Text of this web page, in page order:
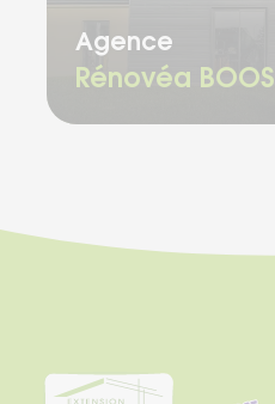
Agence
Rénovéa BOOS